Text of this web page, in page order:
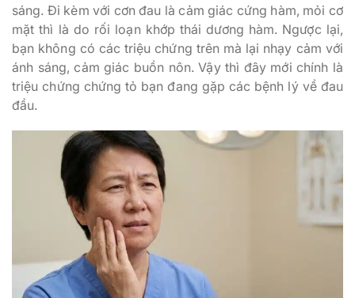
sáng. Đi kèm với cơn đau là cảm giác cứng hàm, mỏi cơ
mặt thì là do rối loạn khớp thái dương hàm. Ngược lại,
bạn không có các triệu chứng trên mà lại nhạy cảm với
ánh sáng, cảm giác buồn nôn. Vậy thì đây mới chính là
triệu chứng chứng tỏ bạn đang gặp các bệnh lý về đau
đầu.